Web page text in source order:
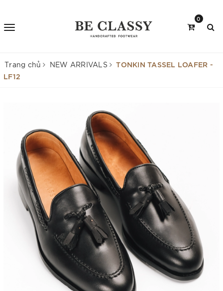
0
Trang chủ NEW ARRIVALS
TONKIN TASSEL LOAFER -
LF12